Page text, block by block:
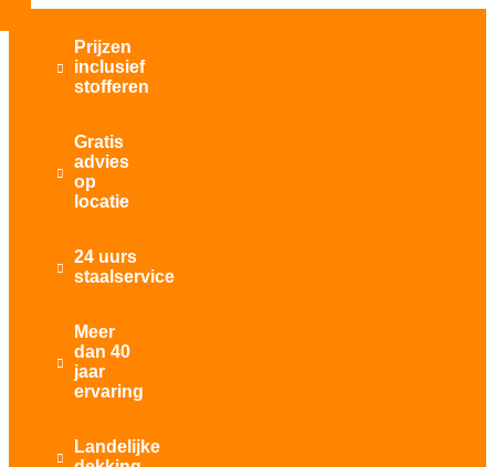

Prijzen
inclusief
stofferen

Gratis
advies
op
locatie

24 uurs
staalservice

Meer
dan 40
jaar
ervaring

Landelijke